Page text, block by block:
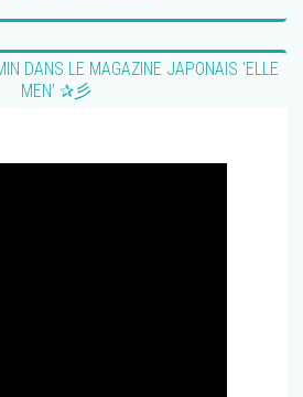
DANS LE MAGAZINE JAPONAIS ‘ELLE
MEN’ ✰彡